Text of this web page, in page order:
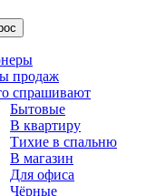
продаж
спрашивают
Бытовые
В квартиру
Тихие в спальню
В магазин
Для офиса
Чёрные